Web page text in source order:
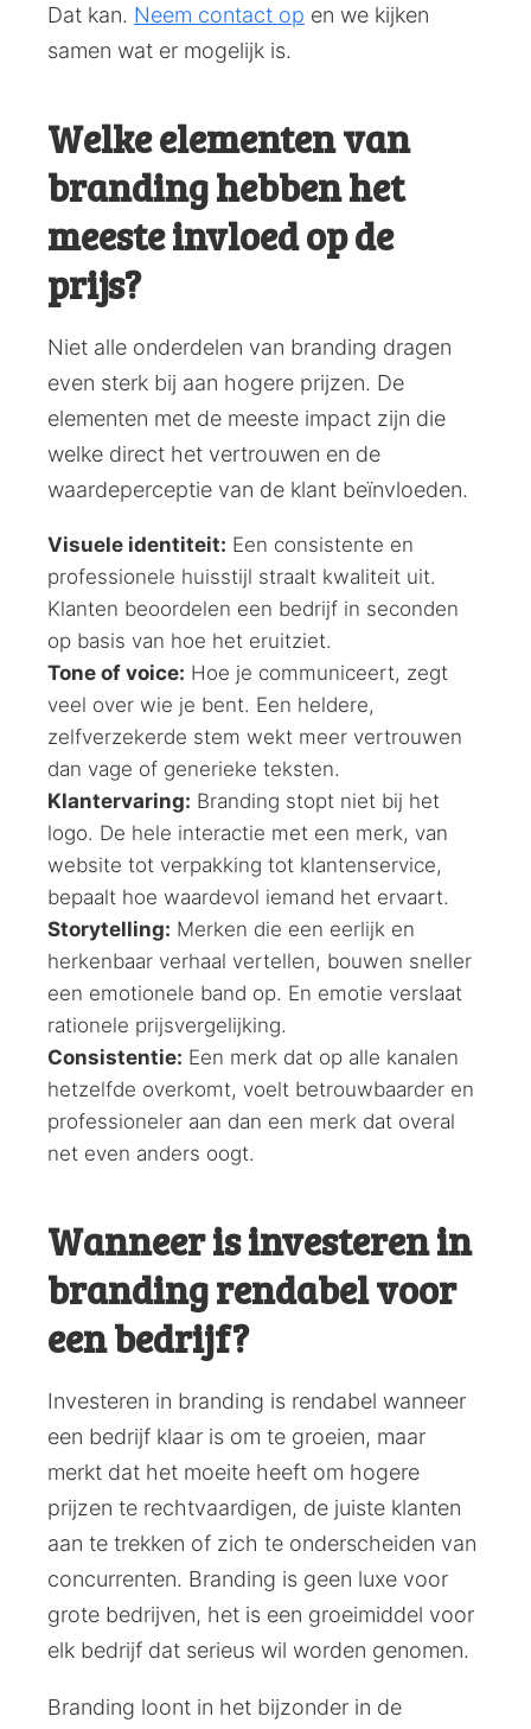
Dat kan. Neem contact op en we kijken
samen wat er mogelijk is.
Welke elementen van
branding hebben het
meeste invloed op de
prijs?
Niet alle onderdelen van branding dragen
even sterk bij aan hogere prijzen. De
elementen met de meeste impact zijn die
welke direct het vertrouwen en de
waardeperceptie van de klant beïnvloeden.
Visuele identiteit: Een consistente en
professionele huisstijl straalt kwaliteit uit.
Klanten beoordelen een bedrijf in seconden
op basis van hoe het eruitziet.
Tone of voice: Hoe je communiceert, zegt
veel over wie je bent. Een heldere,
zelfverzekerde stem wekt meer vertrouwen
dan vage of generieke teksten.
Klantervaring: Branding stopt niet bij het
logo. De hele interactie met een merk, van
website tot verpakking tot klantenservice,
bepaalt hoe waardevol iemand het ervaart.
Storytelling: Merken die een eerlijk en
herkenbaar verhaal vertellen, bouwen sneller
een emotionele band op. En emotie verslaat
rationele prijsvergelijking.
Consistentie: Een merk dat op alle kanalen
hetzelfde overkomt, voelt betrouwbaarder en
professioneler aan dan een merk dat overal
net even anders oogt.
Wanneer is investeren in
branding rendabel voor
een bedrijf?
Investeren in branding is rendabel wanneer
een bedrijf klaar is om te groeien, maar
merkt dat het moeite heeft om hogere
prijzen te rechtvaardigen, de juiste klanten
aan te trekken of zich te onderscheiden van
concurrenten. Branding is geen luxe voor
grote bedrijven, het is een groeimiddel voor
elk bedrijf dat serieus wil worden genomen.
Branding loont in het bijzonder in de